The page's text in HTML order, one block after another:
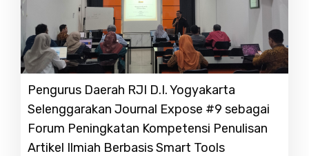
Pengurus Daerah RJI D.I. Yogyakarta
Selenggarakan Journal Expose #9 sebagai
Forum Peningkatan Kompetensi Penulisan
Artikel Ilmiah Berbasis Smart Tools